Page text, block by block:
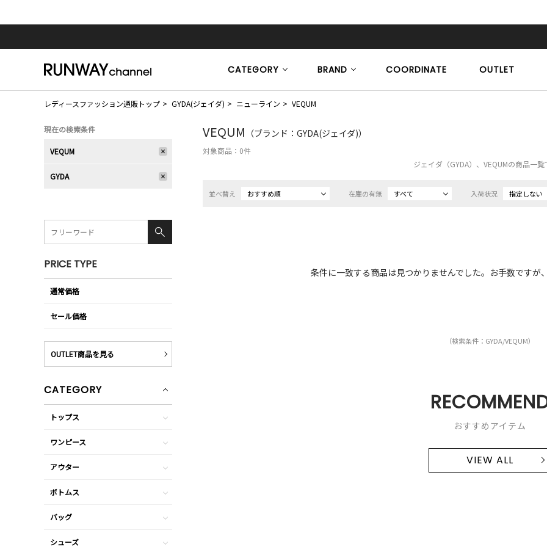
CATEGORY BRAND COORDINATE OUTLET
レディースファッション通販トップ GYDA(ジェイダ) ニューライン VEQUM
VEQUM （ブランド：GYDA(ジェイダ)）
対象商品： 0件
ジェイダ（GYDA）、VEQUMの商品一覧
並べ替え おすすめ順 在庫の有無 すべて 入荷状況 指定しない
条件に一致する商品は見つかりませんでした。お手数ですが
（検索条件：GYDA/VEQUM）
おすすめアイテム
VIEW ALL
現在の検索条件
VEQUM
GYDA
PRICE TYPE
通常価格
セール価格
OUTLET商品を見る
CATEGORY
トップス
ワンピース
アウター
ボトムス
バッグ
シューズ